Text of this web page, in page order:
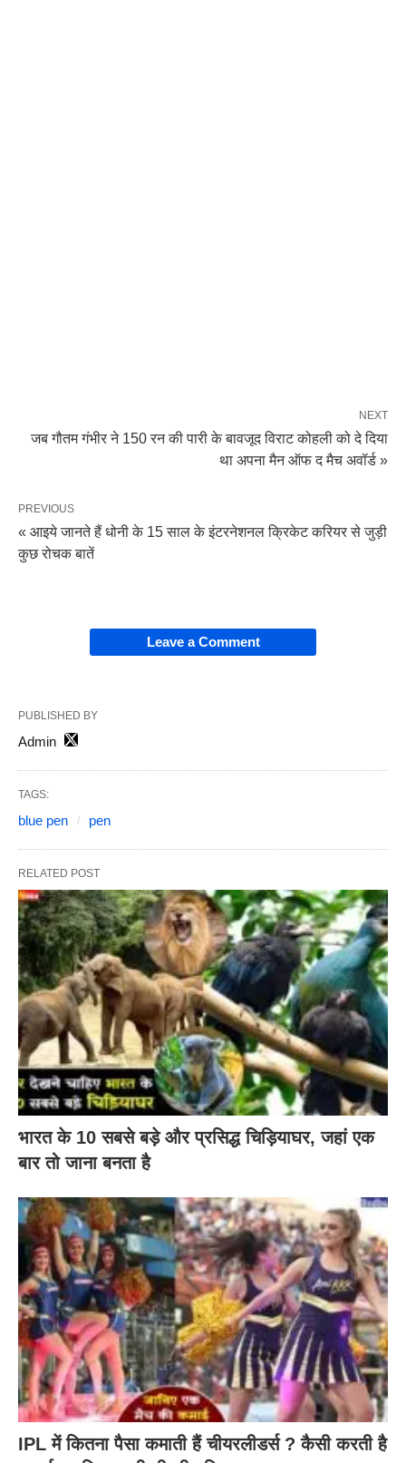
NEXT
जब गौतम गंभीर ने 150 रन की पारी के बावजूद विराट कोहली को दे दिया
था अपना मैन ऑफ द मैच अवॉर्ड »
PREVIOUS
« आइये जानते हैं धोनी के 15 साल के इंटरनेशनल क्रिकेट करियर से जुड़ी
कुछ रोचक बातें
Leave a Comment
PUBLISHED BY
Admin
TAGS:
blue pen pen
RELATED POST
भारत के 10 सबसे बड़े और प्रसिद्ध चिड़ियाघर, जहां एक
बार तो जाना बनता है
IPL में कितना पैसा कमाती हैं चीयरलीडर्स ? कैसी करती है